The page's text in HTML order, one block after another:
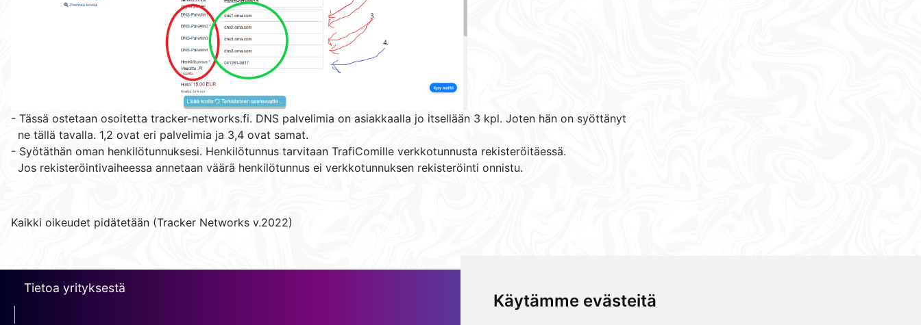
Käytämme evästeitä
- Tässä ostetaan osoitetta tracker-networks.fi. DNS palvelimia on asiakkaalla jo itsellään 3 kpl. Joten hän on syöttänyt
ne tällä tavalla. 1,2 ovat eri palvelimia ja 3,4 ovat samat.
- Syötäthän oman henkilötunnuksesi. Henkilötunnus tarvitaan TrafiComille verkkotunnusta rekisteröitäessä.
Jos rekisteröintivaiheessa annetaan väärä henkilötunnus ei verkkotunnuksen rekisteröinti onnistu.
Kaikki oikeudet pidätetään (Tracker Networks v.2022)
Tietoa yrityksestä